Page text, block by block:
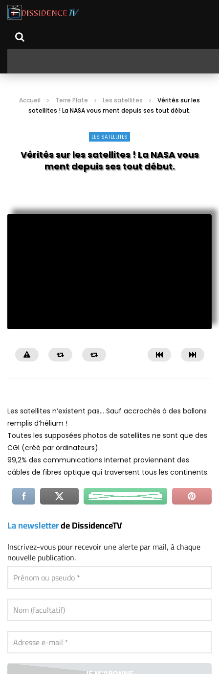
Accueil Terre Plate Les satellites
Vérités sur les
satellites ! La NASA vous ment depuis ses tout début.
LES SATELLITES
Vérités sur les satellites ! La NASA vous
ment depuis ses tout début.
Les satellites n’existent pas… Sauf accrochés à des ballons
remplis d’hélium !
Toutes les supposées photos de satellites ne sont que des
CGI (créé par ordinateurs).
99,2% des communications Internet proviennent des
câbles de fibres optique qui traversent tous les continents.
La newsletterde DissidenceTV
Inscrivez-vouspour recevoir une alerte par mail, à chaque
nouvelle publication.